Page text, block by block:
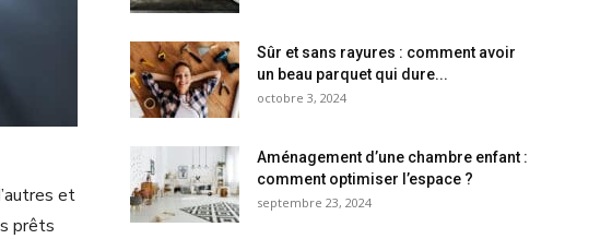
et
prêts
Sûr et sans rayures : comment avoir
un beau parquet qui dure...
octobre 3, 2024
Aménagement d’une chambre enfant :
comment optimiser l’espace ?
septembre 23, 2024